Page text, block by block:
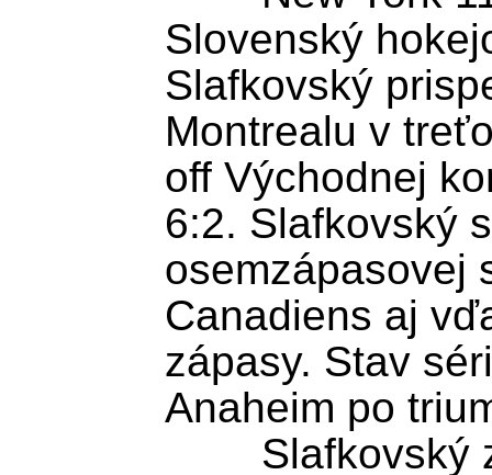
Slovenský
Slafkovský
Montrealu v
off Východnej
6:2. Slafkovský
osemzápasovej
Canadiens aj
zápasy. Stav
Anaheim po